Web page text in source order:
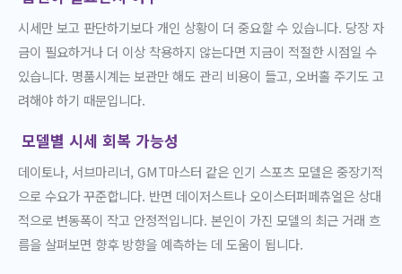
시세만 보고 판단하기보다 개인 상황이 더 중요할 수 있습니다. 당장 자
금이 필요하거나 더 이상 착용하지 않는다면 지금이 적절한 시점일 수
있습니다. 명품시계는 보관만 해도 관리 비용이 들고, 오버홀 주기도 고
려해야 하기 때문입니다.
모델별 시세 회복 가능성
데이토나, 서브마리너, GMT마스터 같은 인기 스포츠 모델은 중장기적
으로 수요가 꾸준합니다. 반면 데이저스트나 오이스터퍼페츄얼은 상대
적으로 변동폭이 작고 안정적입니다. 본인이 가진 모델의 최근 거래 흐
름을 살펴보면 향후 방향을 예측하는 데 도움이 됩니다.